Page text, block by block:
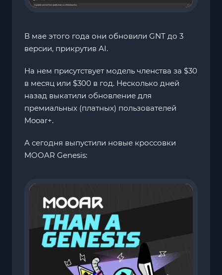
В мае этого года они обновили GNT до 3
версии, прикрутив AI.
На нем присутствует модель членства за $30
в месяц или $300 в год. Несколько дней
назад выкатили обновление для
премиальных (платных) пользователей
Mooar+.
А сегодня выпустили новые кроссовки
MOOAR Genesis: